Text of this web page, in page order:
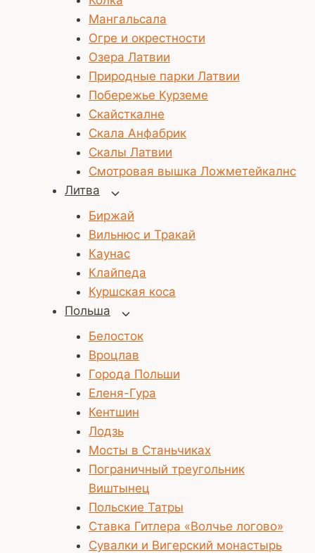
Мангальсала
Огре и окрестности
Озера Латвии
Природные парки Латвии
Побережье Курземе
Скайсткалне
Скала Анфабрик
Скалы Латвии
Смотровая вышка Ложметейкалнс
Литва
Переключить
дочернее
меню
Биржай
Вильнюс и Тракай
Каунас
Клайпеда
Куршская коса
Польша
Переключить
меню
Белосток
Вроцлав
Города Польши
Еленя-Гура
Кентшин
Лодзь
Мосты в Станьчиках
Пограничный треугольник
Виштынец
Польские Татры
Ставка Гитлера «Волчье логово»
Сувалки и Вигерский монастырь